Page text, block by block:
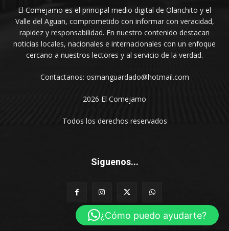
El Comejamo es el principal medio digital de Olanchito y el
Valle del Aguan, comprometido con informar con veracidad,
rapidez y responsabilidad. En nuestro contenido destacan
noticias locales, nacionales e internacionales con un enfoque
cercano a nuestros lectores y al servicio de la verdad.
Contactanos: osmanguardado@hotmail.com
2026 El Comejamo
Todos los derechos reservados
Siguenos...
¿Cómo puedo ayudarte?